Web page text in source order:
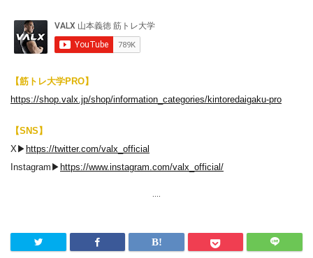
【筋トレ大学PRO】
https://shop.valx.jp/shop/information_categories/kintoredaigaku-pro
【SNS】
X▶︎ https://twitter.com/valx_official
Instagram▶︎ https://www.instagram.com/valx_official/
....